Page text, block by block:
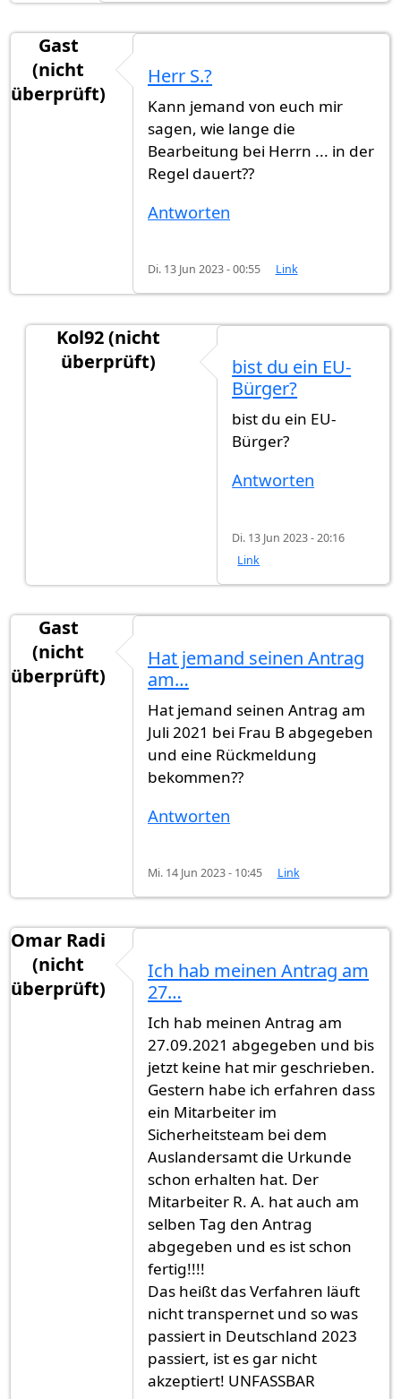
Gast
(nicht
überprüft)
Herr S.?
Kann jemand von euch mir
sagen, wie lange die
Bearbeitung bei Herrn ... in der
Regel dauert??
Antworten
Di. 13 Jun 2023 - 00:55 Link
Kol92 (nicht
überprüft)
von Gast (nicht überprüft)
bist du ein EU-
Bürger?
bist du ein EU-
Bürger?
Antworten
Di. 13 Jun 2023 - 20:16
Link
Gast
(nicht
überprüft)
Hat jemand seinen Antrag
am…
Hat jemand seinen Antrag am
Juli 2021 bei Frau B abgegeben
und eine Rückmeldung
bekommen??
Antworten
Mi. 14 Jun 2023 - 10:45 Link
Omar Radi
(nicht
überprüft)
Ich hab meinen Antrag am
27…
Ich hab meinen Antrag am
27.09.2021 abgegeben und bis
jetzt keine hat mir geschrieben.
Gestern habe ich erfahren dass
ein Mitarbeiter im
Sicherheitsteam bei dem
Auslandersamt die Urkunde
schon erhalten hat. Der
Mitarbeiter R. A. hat auch am
selben Tag den Antrag
abgegeben und es ist schon
fertig!!!!
Das heißt das Verfahren läuft
nicht transpernet und so was
passiert in Deutschland 2023
passiert, ist es gar nicht
akzeptiert! UNFASSBAR